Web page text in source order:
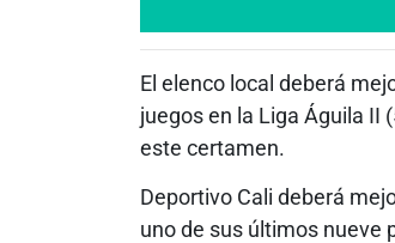
El elenco local deberá
juegos en la Liga Águila II
este certamen.
Deportivo Cali deberá
uno de sus últimos nueve